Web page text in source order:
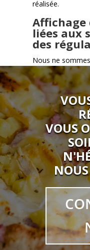
réalisée.
Affichage
liées aux
des
Nous ne
VOUS